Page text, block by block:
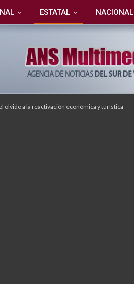
ESTATAL NACIONAL
olvido a la reactivación económica y turística